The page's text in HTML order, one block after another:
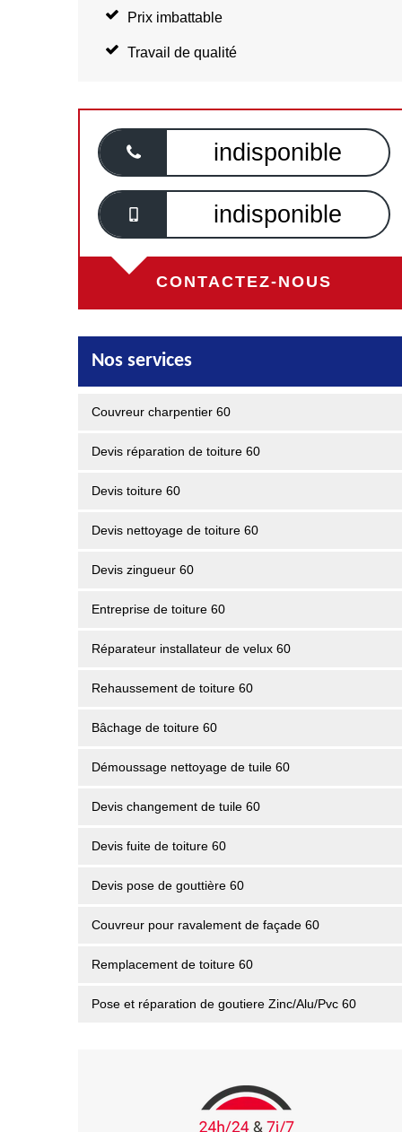
Prix imbattable
Travail de qualité
indisponible
indisponible
CONTACTEZ-NOUS
Nos services
Couvreur charpentier 60
Devis réparation de toiture 60
Devis toiture 60
Devis nettoyage de toiture 60
Devis zingueur 60
Entreprise de toiture 60
Réparateur installateur de velux 60
Rehaussement de toiture 60
Bâchage de toiture 60
Démoussage nettoyage de tuile 60
Devis changement de tuile 60
Devis fuite de toiture 60
Devis pose de gouttière 60
Couvreur pour ravalement de façade 60
Remplacement de toiture 60
Pose et réparation de goutiere Zinc/Alu/Pvc 60